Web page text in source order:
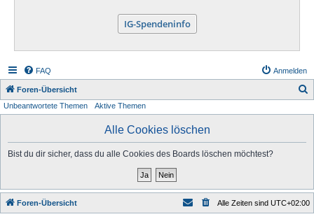
IG-Spendeninfo
FAQ Anmelden
Foren-Übersicht
Unbeantwortete Themen Aktive Themen
Alle Cookies löschen
Bist du dir sicher, dass du alle Cookies des Boards löschen möchtest?
Foren-Übersicht Alle Zeiten sind UTC+02:00